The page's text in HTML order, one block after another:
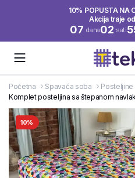
10% POPUSTA NA
Akcija traje
07 dana02 sati
Početna Spavaća soba
Posteljine
Komplet posteljina sa štepanom
10%